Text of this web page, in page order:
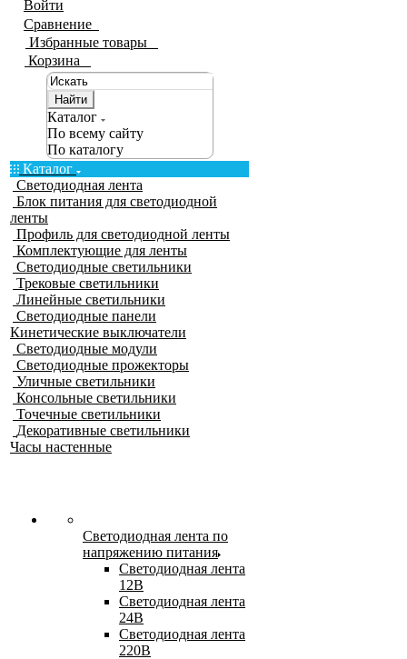
Войти
Сравнение
Избранные товары
Корзина
Найти
Каталог
По всему сайту
По каталогу
Каталог
Светодиодная лента
Блок питания для светодиодной
ленты
Профиль для светодиодной ленты
Комплектующие для ленты
Светодиодные светильники
Трековые светильники
Линейные светильники
Светодиодные панели
Кинетические выключатели
Светодиодные модули
Светодиодные прожекторы
Уличные светильники
Консольные светильники
Точечные светильники
Декоративные светильники
Часы настенные
Светодиодная лента по
напряжению питания
Светодиодная лента
12В
Светодиодная лента
24В
Светодиодная лента
220В